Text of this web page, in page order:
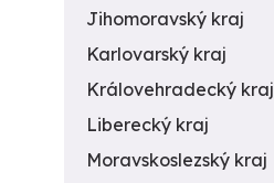
Jihomoravský kraj
Karlovarský kraj
Královehradecký kraj
Liberecký kraj
Moravskoslezský kraj